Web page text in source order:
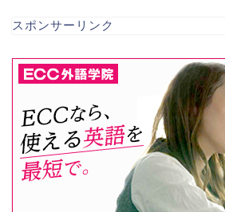
スポンサーリンク